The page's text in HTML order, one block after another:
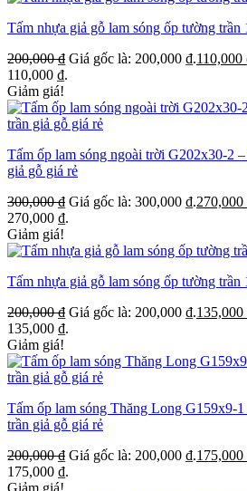
Tấm nhựa giả gỗ lam sóng ốp tường
200,000₫ Giá gốc là: 200,000 ₫.110,000
110,000 ₫.
Giảm giá!
Tấm ốp lam sóng ngoài trời G202x30-2
giả gỗ giá rẻ
300,000₫ Giá gốc là: 300,000 ₫.270,000
270,000 ₫.
Giảm giá!
Tấm nhựa giả gỗ lam sóng ốp tường
200,000₫ Giá gốc là: 200,000 ₫.135,000
135,000 ₫.
Giảm giá!
Tấm ốp lam sóng Thăng Long G159x9-
trần giả gỗ giá rẻ
200,000₫ Giá gốc là: 200,000 ₫.175,000
175,000 ₫.